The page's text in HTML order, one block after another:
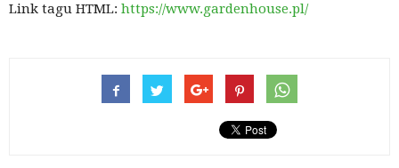
Link tagu HTML: https://www.gardenhouse.pl/